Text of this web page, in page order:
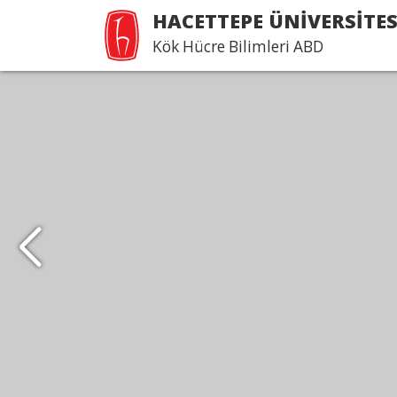
HACETTEPE
Kök Hücre Bilimleri ABD